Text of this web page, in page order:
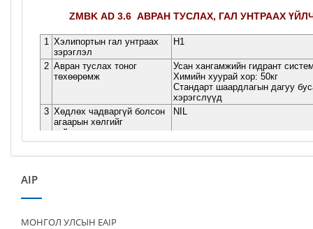
AIP
МОНГОЛ УЛСЫН EAIP